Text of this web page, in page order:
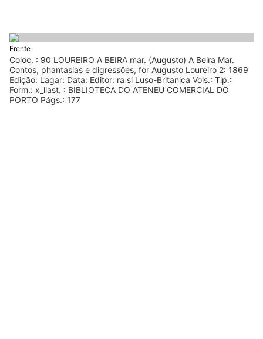
Frente
Coloc. : 90 LOUREIRO A BEIRA mar. (Augusto) A Beira Mar.
Contos, phantasias e digressões, for Augusto Loureiro 2: 1869
Edição: Lagar: Data: Editor: ra si Luso-Britanica Vols.: Tip.:
Form.: x_llast. : BIBLIOTECA DO ATENEU COMERCIAL DO
PORTO Págs.: 177